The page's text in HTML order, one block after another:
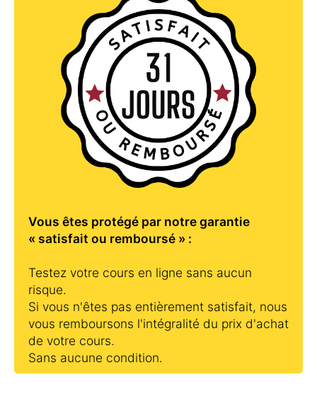
Vous êtes protégé par notre garantie
« satisfait ou remboursé » :
Testez votre cours en ligne sans aucun
risque.
Si vous n'êtes pas entièrement satisfait, nous
vous remboursons l'intégralité du prix d'achat
de votre cours.
Sans aucune condition.